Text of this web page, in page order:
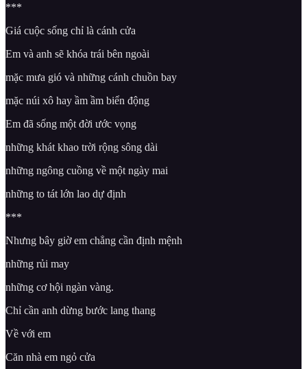
***
Giá cuộc sống chỉ là cánh cửa
Em và anh sẽ khóa trái bên ngoài
mặc mưa gió và những cánh chuồn bay
mặc núi xô hay ầm ầm biển động
Em đã sống một đời ước vọng
những khát khao trời rộng sông dài
những ngông cuồng về một ngày mai
những to tát lớn lao dự định
***
Nhưng bây giờ em chẳng cần định mệnh
những rủi may
những cơ hội ngàn vàng.
Chỉ cần anh dừng bước lang thang
Về với em
Căn nhà em ngỏ cửa